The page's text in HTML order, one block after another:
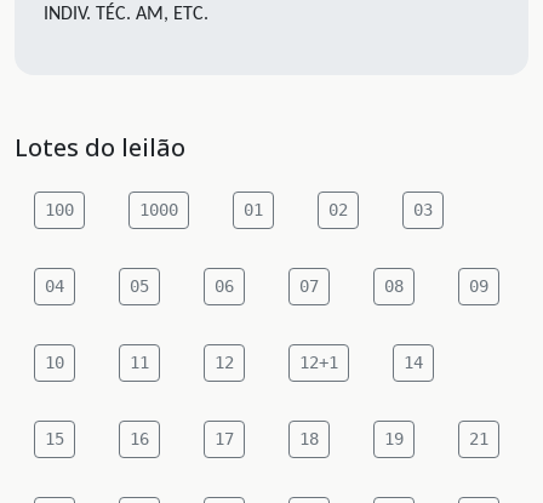
INDIV. TÉC. AM, ETC.
Lotes do leilão
100 1000 01 02 03
04 05 06 07 08 09
10 11 12 12+1 14
15 16 17 18 19 21